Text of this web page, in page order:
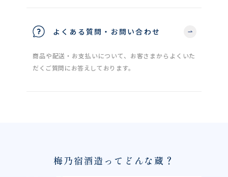
よくある質問・お問い合わせ
商品や配送・お支払いについて、お客さまからよくいた
だくご質問にお答えしております。
梅乃宿酒造ってどんな蔵？